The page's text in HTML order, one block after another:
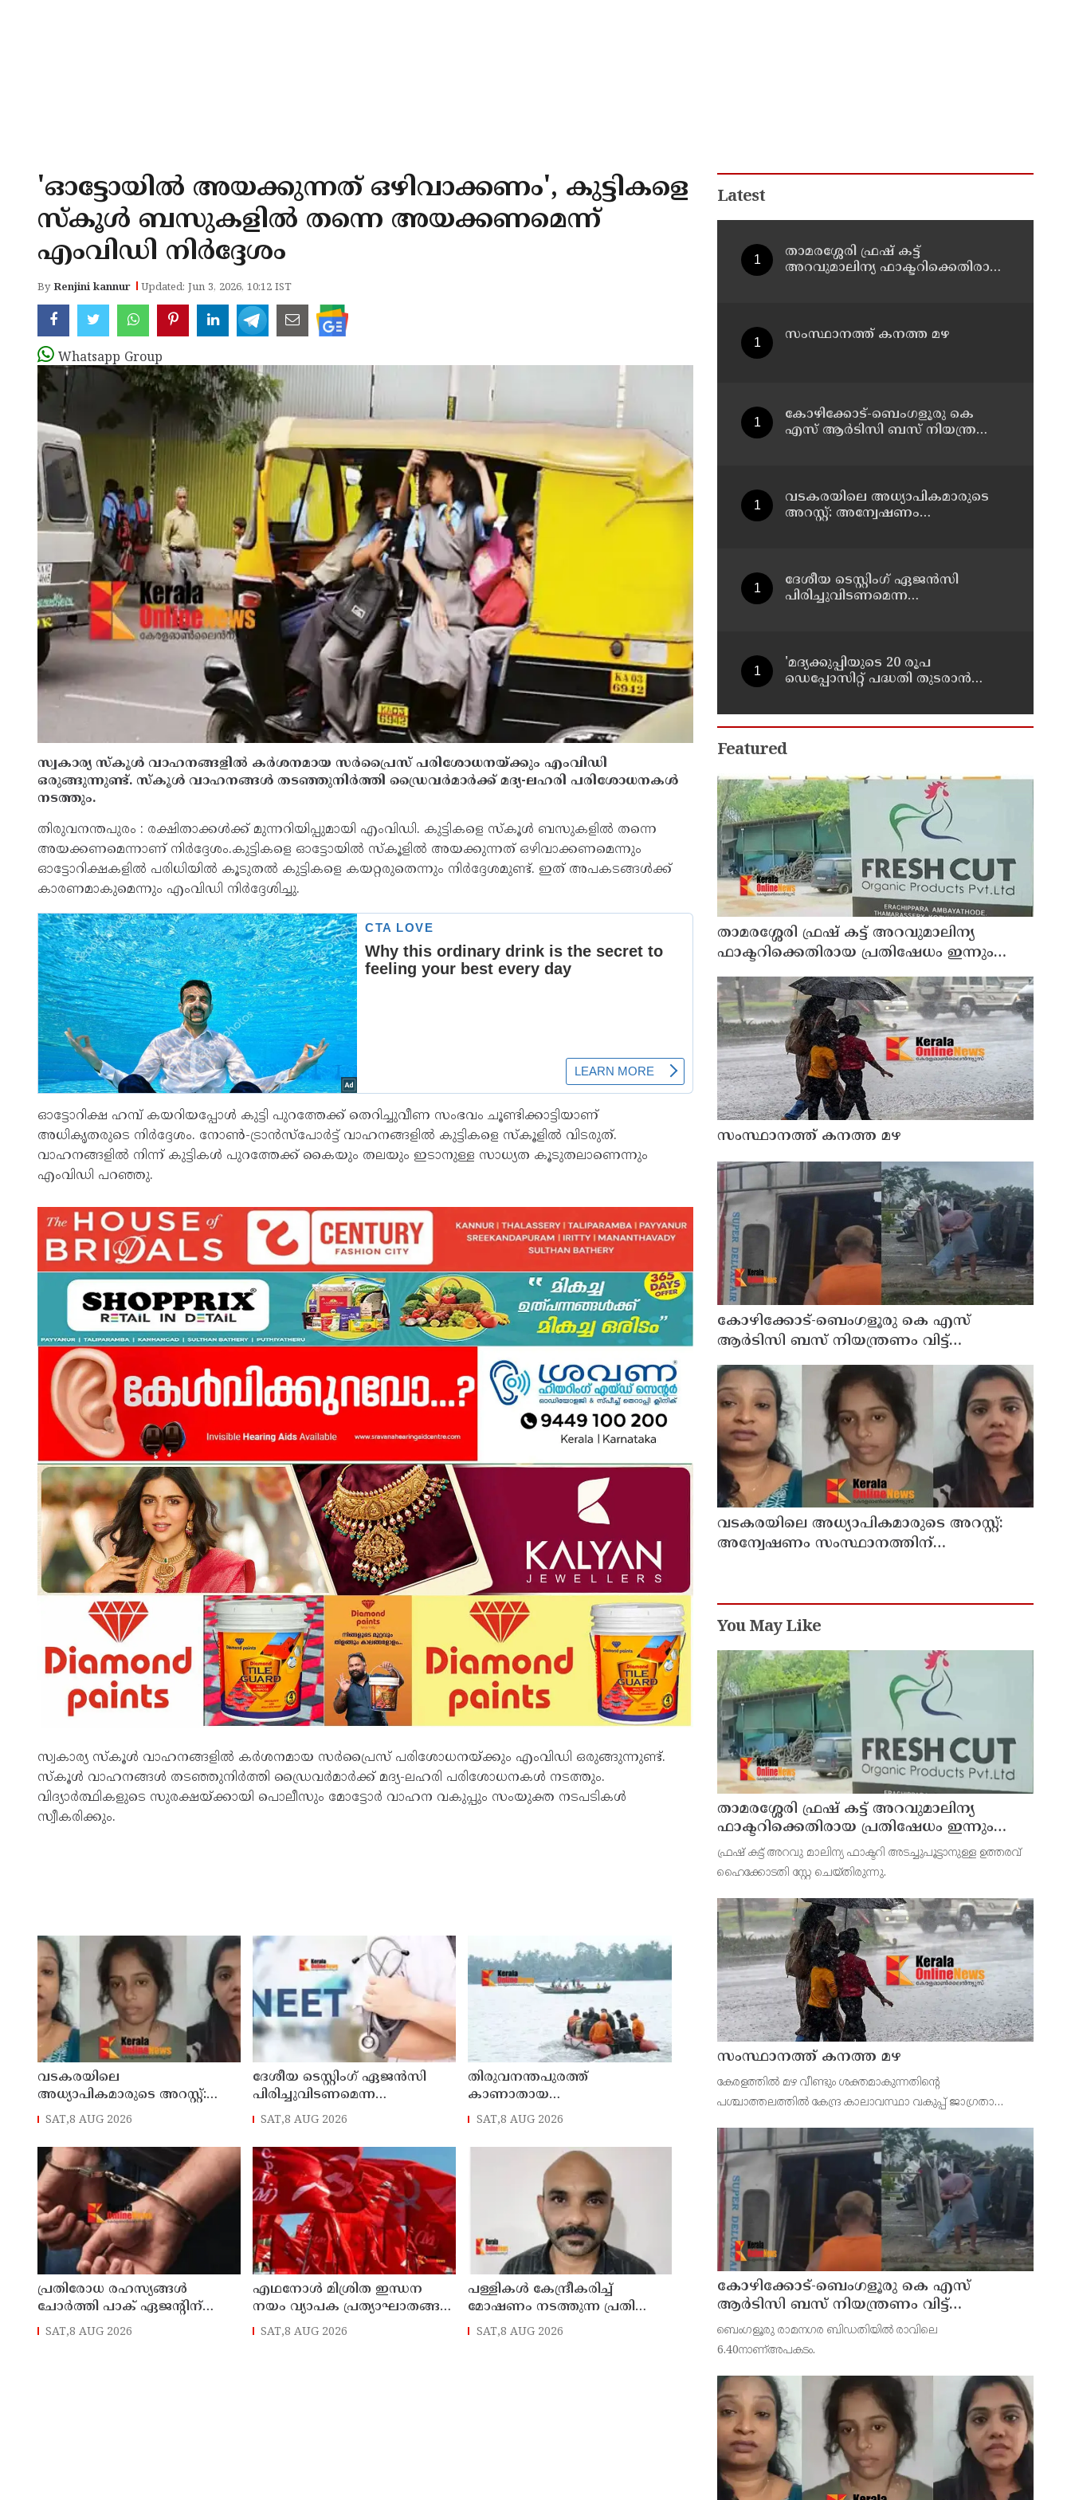
'ഓട്ടോയില്‍ അയക്കുന്നത് ഒഴിവാക്കണം', കുട്ടികളെ
സ്‌കൂള്‍ ബസുകളില്‍ തന്നെ അയക്കണമെന്ന്
എംവിഡി നിര്‍ദ്ദേശം
ByRenjini kannur Updated: Jun 3, 2026, 10:12 IST
Whatsapp Group
സ്വകാര്യ സ്‌കൂള്‍ വാഹനങ്ങളില്‍ കര്‍ശനമായ സര്‍പ്രൈസ് പരിശോധനയ്ക്കും എംവിഡി
ഒരുങ്ങുന്നുണ്ട്. സ്‌കൂള്‍ വാഹനങ്ങള്‍ തടഞ്ഞുനിര്‍ത്തി ഡ്രൈവര്‍മാര്‍ക്ക് മദ്യ-ലഹരി പരിശോധനകള്‍
നടത്തും.
തിരുവനന്തപുരം : രക്ഷിതാക്കള്‍ക്ക് മുന്നറിയിപ്പുമായി എംവിഡി. കുട്ടികളെ സ്‌കൂള്‍ ബസുകളില്‍ തന്നെ
അയക്കണമെന്നാണ് നിര്‍ദ്ദേശം.കുട്ടികളെ ഓട്ടോയില്‍ സ്‌കൂളില്‍ അയക്കുന്നത് ഒഴിവാക്കണമെന്നും
ഓട്ടോറിക്ഷകളില്‍ പരിധിയില്‍ കൂടുതല്‍ കുട്ടികളെ കയറ്റരുതെന്നും നിര്‍ദ്ദേശമുണ്ട്. ഇത് അപകടങ്ങള്‍ക്ക്
കാരണമാകുമെന്നും എംവിഡി നിര്‍ദ്ദേശിച്ചു.
ഓട്ടോറിക്ഷ ഹമ്പ് കയറിയപ്പോള്‍ കുട്ടി പുറത്തേക്ക് തെറിച്ചുവീണ സംഭവം ചൂണ്ടിക്കാട്ടിയാണ്
അധികൃതരുടെ നിര്‍ദ്ദേശം. നോണ്‍-ട്രാന്‍സ്‌പോര്‍ട്ട് വാഹനങ്ങളില്‍ കുട്ടികളെ സ്‌കൂളില്‍ വിടരുത്.
വാഹനങ്ങളില്‍ നിന്ന് കുട്ടികള്‍ പുറത്തേക്ക് കൈയും തലയും ഇടാനുള്ള സാധ്യത കൂടുതലാണെന്നും
എംവിഡി പറഞ്ഞു.
സ്വകാര്യ സ്‌കൂള്‍ വാഹനങ്ങളില്‍ കര്‍ശനമായ സര്‍പ്രൈസ് പരിശോധനയ്ക്കും എംവിഡി ഒരുങ്ങുന്നുണ്ട്.
സ്‌കൂള്‍ വാഹനങ്ങള്‍ തടഞ്ഞുനിര്‍ത്തി ഡ്രൈവര്‍മാര്‍ക്ക് മദ്യ-ലഹരി പരിശോധനകള്‍ നടത്തും.
വിദ്യാര്‍ത്ഥികളുടെ സുരക്ഷയ്ക്കായി പൊലീസും മോട്ടോര്‍ വാഹന വകുപ്പും സംയുക്ത നടപടികള്‍
സ്വീകരിക്കും.
വടകരയിലെ
അധ്യാപികമാരുടെ അറസ്റ്റ്:
അന്വേഷണം സംസ്ഥാനത്തിന്
SAT,8 AUG 2026
ദേശീയ ടെസ്റ്റിംഗ് ഏജന്‍സി
പിരിച്ചുവിടണമെന്ന
ആവശ്യവുമായി കോക്രോച്ച്
SAT,8 AUG 2026
തിരുവനന്തപുരത്ത്
കാണാതായ
മത്സ്യത്തൊഴിലാളികള്‍ക്കായുള്ള
SAT,8 AUG 2026
പ്രതിരോധ രഹസ്യങ്ങള്‍
ചോര്‍ത്തി പാക് ഏജന്റിന്
നല്‍കി; വ്യോമസേനാ വിങ്
കമാന്‍ഡര്‍ അറസ്റ്റില്‍
SAT,8 AUG 2026
എഥനോള്‍ മിശ്രിത ഇന്ധന
നയം വ്യാപക പ്രത്യാഘാതങ്ങള്‍
സൃഷ്ടിക്കും:
പിന്‍വലിച്ചില്ലെങ്കില്‍ ജനകീയ
SAT,8 AUG 2026
പള്ളികള്‍ കേന്ദ്രീകരിച്ച്
മോഷണം നടത്തുന്ന പ്രതി
പിടിയില്‍
SAT,8 AUG 2026
Latest
താമരശ്ശേരി ഫ്രഷ് കട്ട്
അറവുമാലിന്യ ഫാക്ടറിക്കെതിരായ
സംസ്ഥാനത്ത് കനത്ത മഴ
കോഴിക്കോട്-ബെംഗളൂരു കെ
എസ് ആര്‍ടിസി ബസ് നിയന്ത്രണം
വടകരയിലെ അധ്യാപികമാരുടെ
അറസ്റ്റ്: അന്വേഷണം
ദേശീയ ടെസ്റ്റിംഗ് ഏജന്‍സി
പിരിച്ചുവിടണമെന്ന
'മദ്യക്കുപ്പിയുടെ 20 രൂപ
ഡെപ്പോസിറ്റ് പദ്ധതി തുടരാന്‍
മന്ത്രി എം ലിജുവിന് നന്ദി';
അഭിനന്ദിച്ച് മുന്‍ മന്ത്രി എം ബി
രാജേഷ്
Featured
താമരശ്ശേരി ഫ്രഷ് കട്ട് അറവുമാലിന്യ
ഫാക്ടറിക്കെതിരായ പ്രതിഷേധം ഇന്നും
തുടരും
സംസ്ഥാനത്ത് കനത്ത മഴ
കോഴിക്കോട്-ബെംഗളൂരു കെ എസ്
ആര്‍ടിസി ബസ് നിയന്ത്രണം വിട്ട്
തലകീഴായി മറിഞ്ഞു; ഡ്രൈവര്‍ക്കും
കണ്ടക്ടര്‍ക്കും ദാരുണാന്ത്യം
വടകരയിലെ അധ്യാപികമാരുടെ അറസ്റ്റ്:
അന്വേഷണം സംസ്ഥാനത്തിന്
You May Like
താമരശ്ശേരി ഫ്രഷ് കട്ട് അറവുമാലിന്യ
ഫാക്ടറിക്കെതിരായ പ്രതിഷേധം ഇന്നും
തുടരും
ഫ്രഷ് കട്ട് അറവു മാലിന്യ ഫാക്ടറി അടച്ചുപൂട്ടാനുള്ള ഉത്തരവ്
ഹൈക്കോടതി സ്റ്റേ ചെയ്തിരുന്നു.
സംസ്ഥാനത്ത് കനത്ത മഴ
കേരളത്തിൽ മഴ വീണ്ടും ശക്തമാകുന്നതിന്റെ
പശ്ചാത്തലത്തിൽ കേന്ദ്ര കാലാവസ്ഥാ വകുപ്പ് ജാഗ്രതാ
അലർട്ട് പ്രഖ്യാപിച്ച
കോഴിക്കോട്-ബെംഗളൂരു കെ എസ്
ആര്‍ടിസി ബസ് നിയന്ത്രണം വിട്ട്
തലകീഴായി മറിഞ്ഞു; ഡ്രൈവര്‍ക്കും
കണ്ടക്ടര്‍ക്കും ദാരുണാന്ത്യം
ബെംഗളൂരു രാമനഗര ബിഡതിയില്‍ രാവിലെ
6.40നാണ്അപകടം.